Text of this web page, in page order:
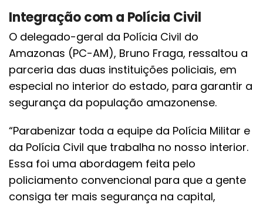
Integração com a Polícia Civil
O delegado-geral da Polícia Civil do
Amazonas (PC-AM), Bruno Fraga, ressaltou a
parceria das duas instituições policiais, em
especial no interior do estado, para garantir a
segurança da população amazonense.
“Parabenizar toda a equipe da Polícia Militar e
da Polícia Civil que trabalha no nosso interior.
Essa foi uma abordagem feita pelo
policiamento convencional para que a gente
consiga ter mais segurança na capital,